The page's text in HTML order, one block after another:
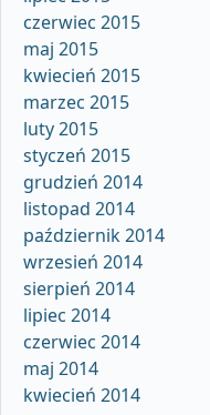
czerwiec 2015
maj 2015
kwiecień 2015
marzec 2015
luty 2015
styczeń 2015
grudzień 2014
listopad 2014
październik 2014
wrzesień 2014
sierpień 2014
lipiec 2014
czerwiec 2014
maj 2014
kwiecień 2014